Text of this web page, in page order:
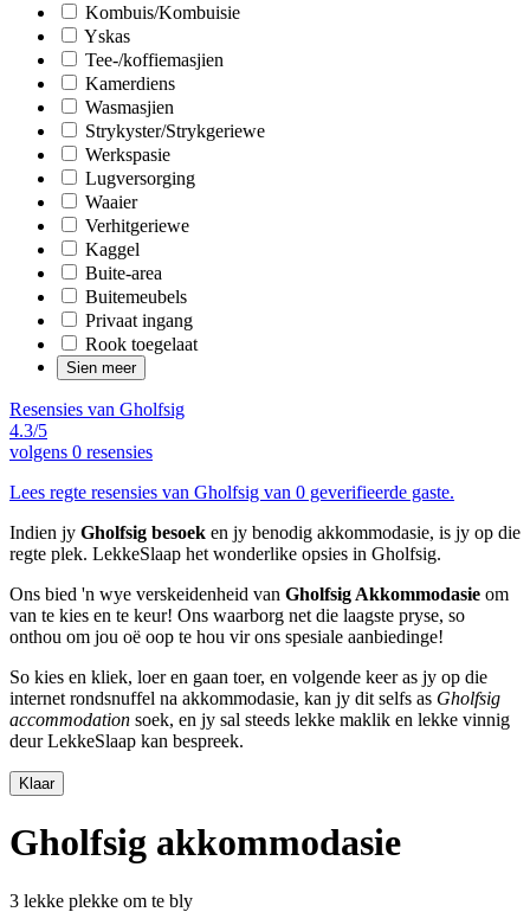
Kombuis/Kombuisie
Yskas
Tee-/koffiemasjien
Kamerdiens
Wasmasjien
Strykyster/Strykgeriewe
Werkspasie
Lugversorging
Waaier
Verhitgeriewe
Kaggel
Buite-area
Buitemeubels
Privaat ingang
Rook toegelaat
Sien meer
Resensies van Gholfsig
4.3/5
volgens 0 resensies
Lees regte resensies van Gholfsig van 0 geverifieerde gaste.
Indien jy Gholfsig besoek en jy benodig akkommodasie, is jy op die
regte plek. LekkeSlaap het wonderlike opsies in Gholfsig.
Ons bied 'n wye verskeidenheid van Gholfsig Akkommodasie om
van te kies en te keur! Ons waarborg net die laagste pryse, so
onthou om jou oë oop te hou vir ons spesiale aanbiedinge!
So kies en kliek, loer en gaan toer, en volgende keer as jy op die
internet rondsnuffel na akkommodasie, kan jy dit selfs as Gholfsig
accommodation soek, en jy sal steeds lekke maklik en lekke vinnig
deur LekkeSlaap kan bespreek.
Klaar
Gholfsig akkommodasie
3 lekke plekke om te bly